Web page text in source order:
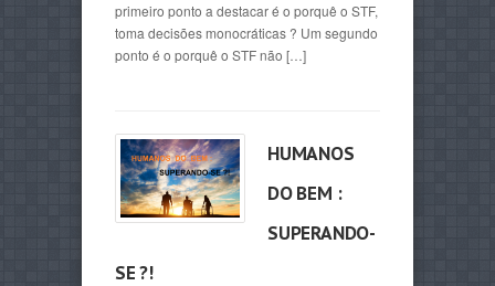
primeiro ponto a destacar é o porquê o STF,
toma decisões monocráticas ? Um segundo
ponto é o porquê o STF não […]
HUMANOS
DO BEM :
SUPERANDO-
SE ?!